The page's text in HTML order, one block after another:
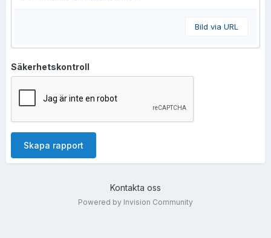
Bild via URL
Säkerhetskontroll
Skapa rapport
Kontakta oss
Powered by Invision Community